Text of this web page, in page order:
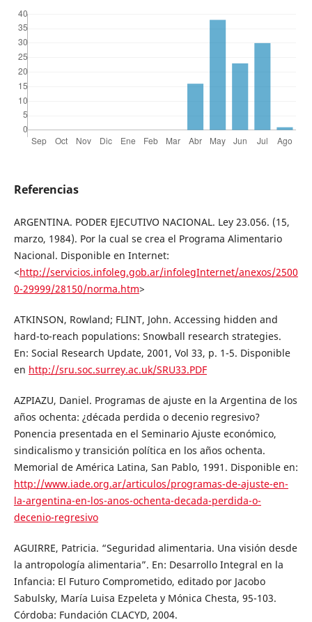
Referencias
ARGENTINA. PODER EJECUTIVO NACIONAL. Ley 23.056. (15,
marzo, 1984). Por la cual se crea el Programa Alimentario
Nacional. Disponible en Internet:
<http://servicios.infoleg.gob.ar/infolegInternet/anexos/2500
0-29999/28150/norma.htm>
ATKINSON, Rowland; FLINT, John. Accessing hidden and
hard-to-reach populations: Snowball research strategies.
En: Social Research Update, 2001, Vol 33, p. 1-5. Disponible
en http://sru.soc.surrey.ac.uk/SRU33.PDF
AZPIAZU, Daniel. Programas de ajuste en la Argentina de los
años ochenta: ¿década perdida o decenio regresivo?
Ponencia presentada en el Seminario Ajuste económico,
sindicalismo y transición política en los años ochenta.
Memorial de América Latina, San Pablo, 1991. Disponible en:
http://www.iade.org.ar/articulos/programas-de-ajuste-en-
la-argentina-en-los-anos-ochenta-decada-perdida-o-
decenio-regresivo
AGUIRRE, Patricia. “Seguridad alimentaria. Una visión desde
la antropología alimentaria”. En: Desarrollo Integral en la
Infancia: El Futuro Comprometido, editado por Jacobo
Sabulsky, María Luisa Ezpeleta y Mónica Chesta, 95-103.
Córdoba: Fundación CLACYD, 2004.